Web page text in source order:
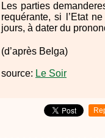
Les parties
requérante, si l’Etat
jours, à dater du
(d’après Belga)
source: Le Soir